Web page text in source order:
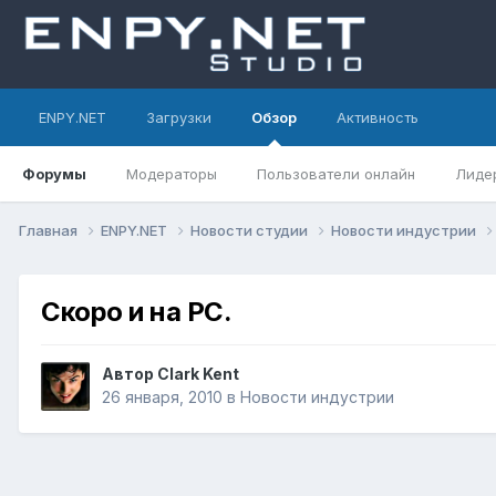
ENPY.NET Загрузки Обзор
Форумы Модераторы Пользователи онлайн
Активность
Главная ENPY.NET Новости студии Новости индустрии
Скоро и на PC.
Автор Clark Kent
26 января, 2010 в Новости индустрии